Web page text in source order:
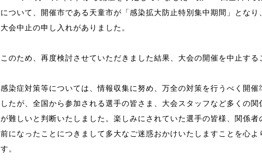
スポーツ医・科学委員会
アンチ・ドーピング委員
理事会報告
加盟団体登録人数
販売品一覧
について、開催市である天童市が「感染拡大防止特別集中期間」となり
大会中止の申し入れがありました。
このため、再度検討させていただきました結果、大会の開催を中止する
感染症対策等については、情報収集に努め、万全の対策を行うべく開催
したが、全国から参加される選手の皆さま、大会スタッフなど多くの
が難しいと判断いたしました。楽しみにされていた選手の皆様、関係者
前になったことにつきまして多大なご迷惑おかけいたしますことを心よ
す。